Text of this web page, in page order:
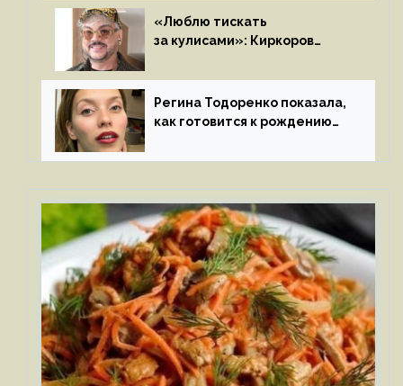
«Люблю тискать
за кулисами»: Киркоров
к молодой особе
Регина Тодоренко показала,
как готовится к рождению